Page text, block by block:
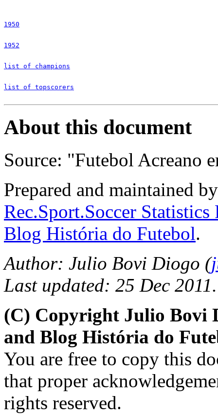
1950
1952
list of champions
list of topscorers
About this document
Source: "Futebol Acreano
Prepared and maintained
Rec.Sport.Soccer
Blog História do Futebol.
Author: Julio Bovi Diogo (
Last updated: 25 Dec 2011.
(C) Copyright Julio Bovi
and Blog História do
You are free to copy this
that proper
rights reserved.